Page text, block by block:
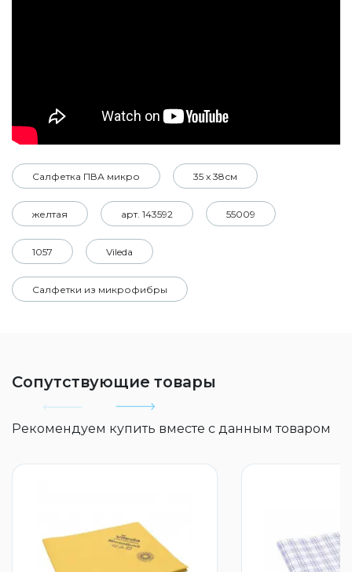
Салфетка ПВА микро 35 x 38см
желтая арт. 143592 55009
1057 Vileda
Салфетки из микрофибры
Сопутствующие товары
Рекомендуем купить вместе с данным товаром